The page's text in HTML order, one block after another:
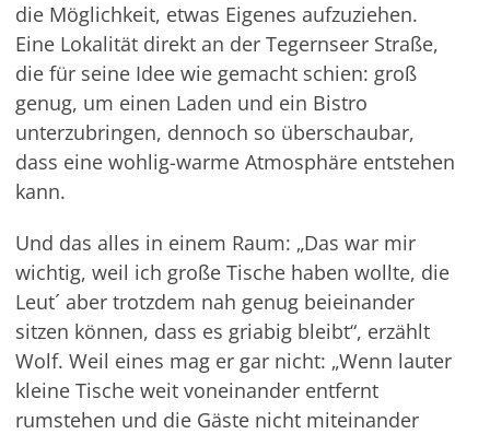
die Möglichkeit, etwas Eigenes aufzuziehen.
Eine Lokalität direkt an der Tegernseer Straße,
die für seine Idee wie gemacht schien: groß
genug, um einen Laden und ein Bistro
unterzubringen, dennoch so überschaubar,
dass eine wohlig-warme Atmosphäre entstehen
kann.
Und das alles in einem Raum: „Das war mir
wichtig, weil ich große Tische haben wollte, die
Leut´ aber trotzdem nah genug beieinander
sitzen können, dass es griabig bleibt“, erzählt
Wolf. Weil eines mag er gar nicht: „Wenn lauter
kleine Tische weit voneinander entfernt
rumstehen und die Gäste nicht miteinander